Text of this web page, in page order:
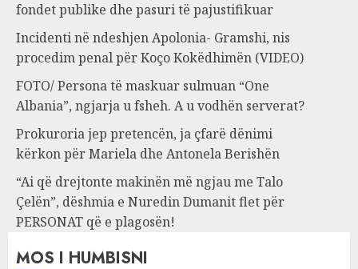
fondet publike dhe pasuri të pajustifikuar
Incidenti në ndeshjen Apolonia- Gramshi, nis
procedim penal për Koço Kokëdhimën (VIDEO)
FOTO/ Persona të maskuar sulmuan “One
Albania”, ngjarja u fsheh. A u vodhën serverat?
Prokuroria jep pretencën, ja çfarë dënimi
kërkon për Mariela dhe Antonela Berishën
“Ai që drejtonte makinën më ngjau me Talo
Çelën”, dëshmia e Nuredin Dumanit flet për
PERSONAT që e plagosën!
MOS I HUMBISNI